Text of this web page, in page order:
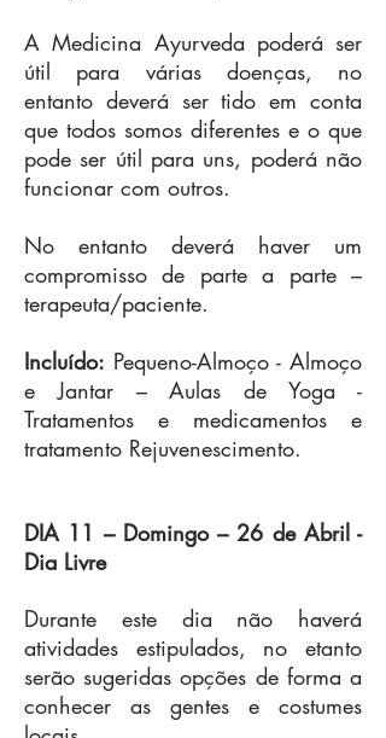
A Medicina Ayurveda poderá ser
útil para várias doenças, no
entanto deverá ser tido em conta
que todos somos diferentes e o que
pode ser útil para uns, poderá não
funcionar com outros.
No entanto deverá haver um
compromisso de parte a parte –
terapeuta/paciente.
Incluído: Pequeno-Almoço - Almoço
e Jantar – Aulas de Yoga -
Tratamentos e medicamentos e
tratamento Rejuvenescimento.
DIA 11 – Domingo – 26 de Abril-
Dia Livre
Durante este dia não haverá
atividades estipulados, no etanto
serão sugeridas opções de forma a
conhecer as gentes e costumes